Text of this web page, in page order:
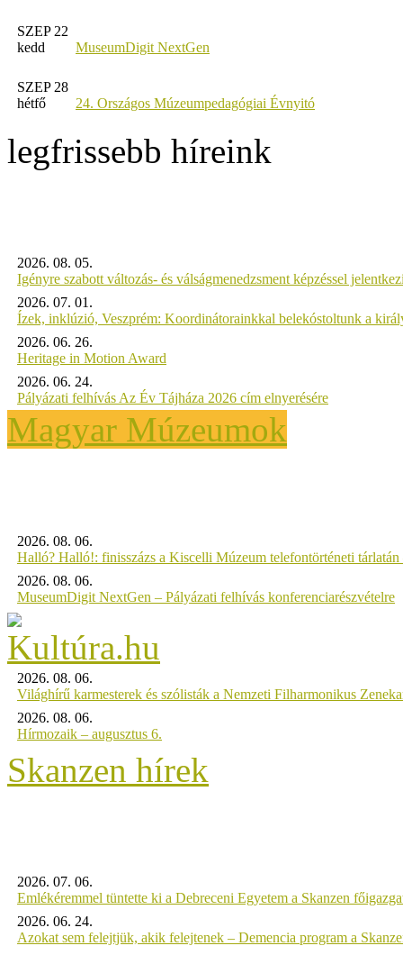
SZEP 22
kedd
MuseumDigit NextGen
SZEP 28
hétfő
24. Országos Múzeumpedagógiai Évnyitó
legfrissebb híreink
2026. 08. 05.
Igényre szabott változás- és válságmenedzsment képzéssel
2026. 07. 01.
Ízek, inklúzió, Veszprém: Koordinátorainkkal belekóstoltunk a
2026. 06. 26.
Heritage in Motion Award
2026. 06. 24.
Pályázati felhívás Az Év Tájháza 2026 cím elnyerésére
Magyar Múzeumok
2026. 08. 06.
Halló? Halló!: finisszázs a Kiscelli Múzeum telefontörténeti tárlatán
2026. 08. 06.
MuseumDigit NextGen – Pályázati felhívás konferenciarészvételre
2026. 08. 06.
Világhírű karmesterek és szólisták a Nemzeti Filharmonikus
2026. 08. 06.
Hírmozaik – augusztus 6.
Skanzen hírek
2026. 07. 06.
Emlékéremmel tüntette ki a Debreceni Egyetem a Skanzen
2026. 06. 24.
Azokat sem felejtjük, akik felejtenek – Demencia program a